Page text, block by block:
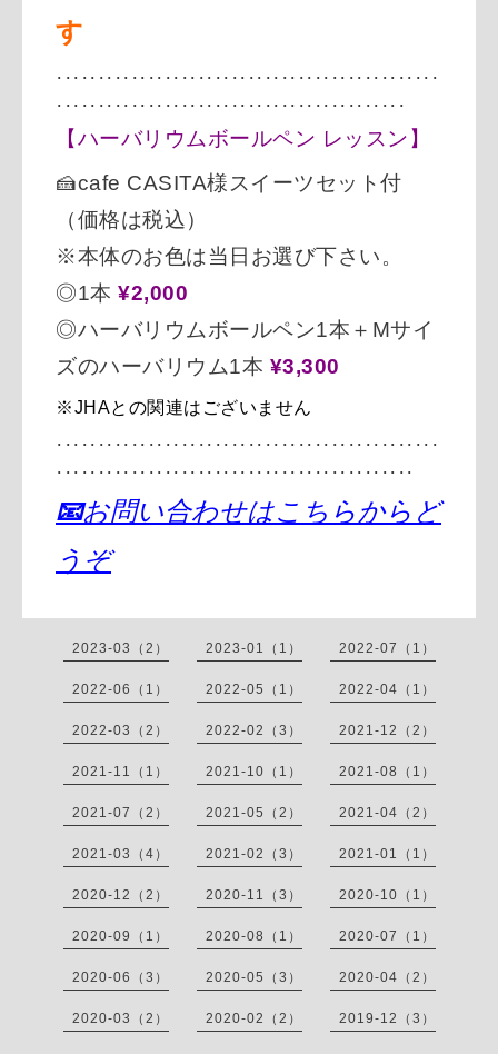
す
･･････････････････････････････････････････････
･･･････････ ･･･････････････････････････････
【ハーバリウムボールペン レッスン】
🍰cafe CASITA様スイーツセット付
（価格は税込）
※本体のお色は当日お選び下さい。
◎1本 ¥2,000
◎ハーバリウムボールペン1本＋Mサイ
ズのハーバリウム1本 ¥3,300
※JHAとの関連はございません
･･････････････････････････････････････････････
･･･････････ ････････････････････････････････
📧お問い合わせはこちらからど
うぞ
2023-03（2） 2023-01（1） 2022-07（1）
2022-06（1） 2022-05（1） 2022-04（1）
2022-03（2） 2022-02（3） 2021-12（2）
2021-11（1） 2021-10（1） 2021-08（1）
2021-07（2） 2021-05（2） 2021-04（2）
2021-03（4） 2021-02（3） 2021-01（1）
2020-12（2） 2020-11（3） 2020-10（1）
2020-09（1） 2020-08（1） 2020-07（1）
2020-06（3） 2020-05（3） 2020-04（2）
2020-03（2） 2020-02（2） 2019-12（3）